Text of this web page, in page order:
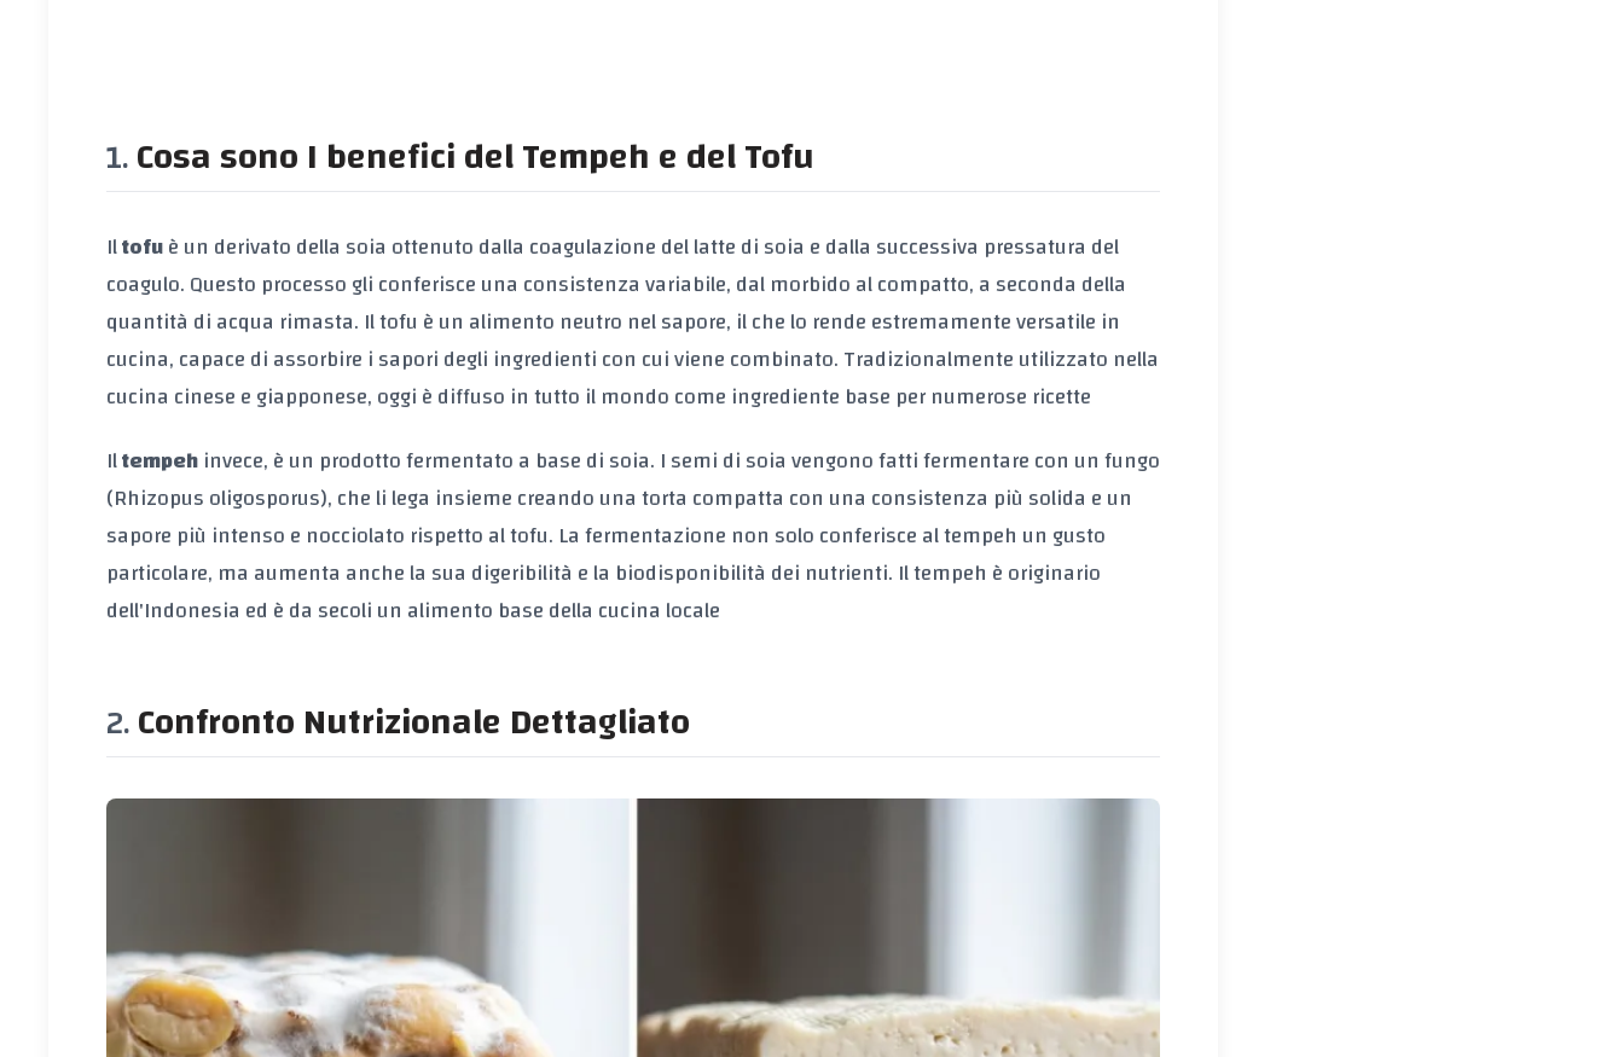
Cosa sono I benefici del Tempeh e del Tofu
Iltofuè un derivato della soia ottenuto dalla coagulazione del latte di soia e dalla successiva pressatura del
coagulo. Questo processo gli conferisce una consistenza variabile, dal morbido al compatto, a seconda della
quantità di acqua rimasta. Il tofu è un alimento neutro nel sapore, il che lo rende estremamente versatile in
cucina, capace di assorbire i sapori degli ingredienti con cui viene combinato. Tradizionalmente utilizzato nella
cucina cinese e giapponese, oggi è diffuso in tutto il mondo come ingrediente base per numerose ricette
Iltempehinvece, è un prodotto fermentato a base di soia. I semi di soia vengono fatti fermentare con un fungo
(Rhizopus oligosporus), che li lega insieme creando una torta compatta con una consistenza più solida e un
sapore più intenso e nocciolato rispetto al tofu. La fermentazione non solo conferisce al tempeh un gusto
particolare, ma aumenta anche la sua digeribilità e la biodisponibilità dei nutrienti. Il tempeh è originario
dell'Indonesia ed è da secoli un alimento base della cucina locale
Confronto Nutrizionale Dettagliato